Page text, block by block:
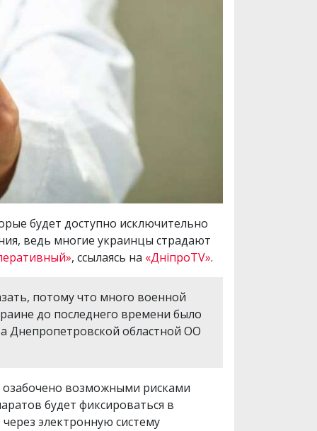
будет доступно исключительно
ведь многие украинцы страдают
, ссылаясь на «ДніпроTV».
потому что много военной
до последнего времени было
Днепропетровской областной ОО
озабочено возможными рисками
будет фиксироваться в
электронную систему